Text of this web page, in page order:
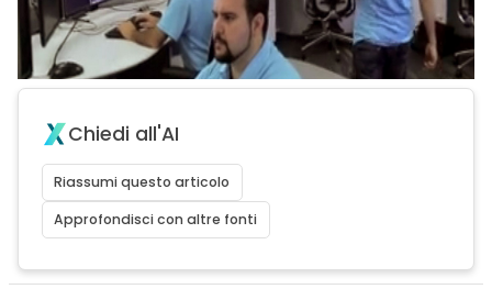
Chiedi all'AI
Riassumi questo articolo
Approfondisci con altre fonti